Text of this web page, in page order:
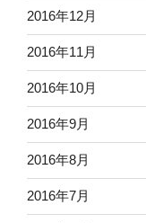
2016年12月
2016年11月
2016年10月
2016年9月
2016年8月
2016年7月